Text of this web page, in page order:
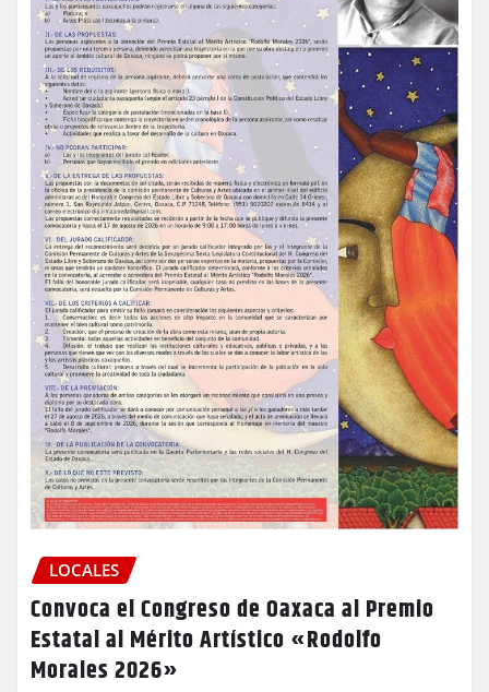
LOCALES
Convoca el Congreso de Oaxaca al Premio
Estatal al Mérito Artístico «Rodolfo
Morales 2026»